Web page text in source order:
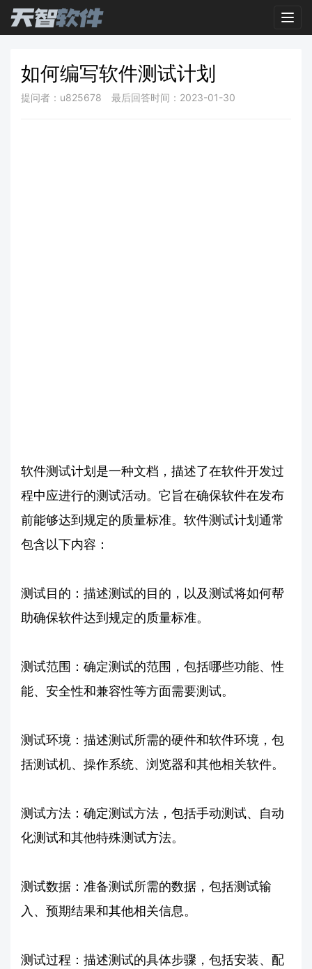
如何编写软件测试计划
提问者：u825678 最后回答时间：2023-01-30
软件测试计划是一种文档，描述了在软件开发过
程中应进行的测试活动。它旨在确保软件在发布
前能够达到规定的质量标准。软件测试计划通常
包含以下内容：
测试目的：描述测试的目的，以及测试将如何帮
助确保软件达到规定的质量标准。
测试范围：确定测试的范围，包括哪些功能、性
能、安全性和兼容性等方面需要测试。
测试环境：描述测试所需的硬件和软件环境，包
括测试机、操作系统、浏览器和其他相关软件。
测试方法：确定测试方法，包括手动测试、自动
化测试和其他特殊测试方法。
测试数据：准备测试所需的数据，包括测试输
入、预期结果和其他相关信息。
测试过程：描述测试的具体步骤，包括安装、配